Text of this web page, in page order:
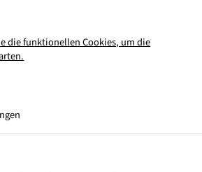
die funktionellen Cookies, um die